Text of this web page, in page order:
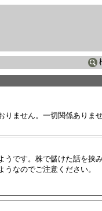
りません。一切関係ありま
うです。株で儲けた話を挟
うなのでご注意ください。